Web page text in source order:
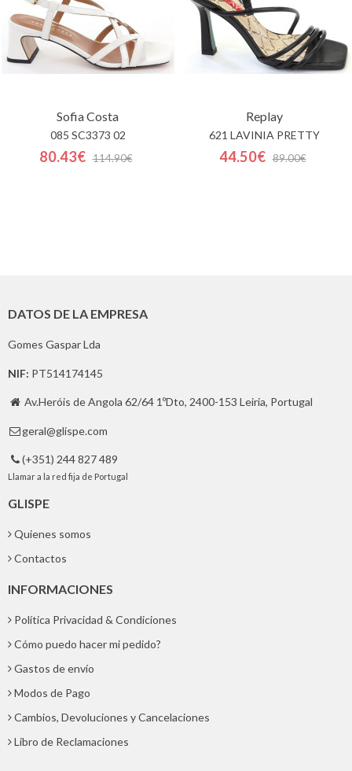
Sofia Costa
085 SC3373 02
80.43€ 114.90€
Replay
621 LAVINIA PRETTY
44.50€ 89.00€
DATOS DE LA EMPRESA
Gomes Gaspar Lda
NIF: PT514174145
 Av.Heróis de Angola 62/64 1ºDto, 2400-153 Leiria, Portugal
 geral@glispe.com
 (+351) 244 827 489
Llamar a la red fija de Portugal
GLISPE
Quienes somos
Contactos
INFORMACIONES
Política Privacidad & Condiciones
Cómo puedo hacer mi pedido?
Gastos de envío
Modos de Pago
Cambios, Devoluciones y Cancelaciones
Libro de Reclamaciones